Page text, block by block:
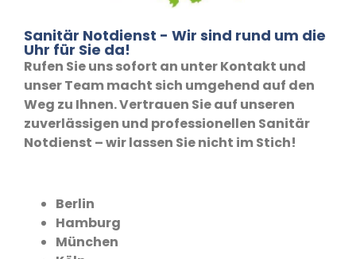
Sanitär Notdienst - Wir sind rund um die
Uhr für Sie da!
Rufen Sie uns sofort an unter Kontakt und
unser Team macht sich umgehend auf den
Weg zu Ihnen. Vertrauen Sie auf unseren
zuverlässigen und professionellen Sanitär
Notdienst – wir lassen Sie nicht im Stich!
Berlin
Hamburg
München